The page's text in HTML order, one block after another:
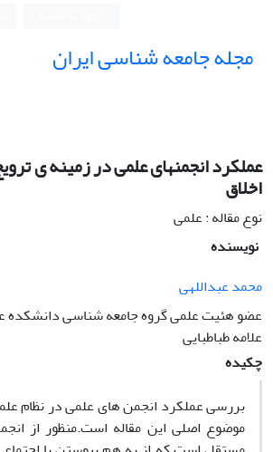
مجله جامعه شناسی ایران
عملکرد انجمنهای علمی در زمینه ی
اخلاق
نوع مقاله : علمی
نویسنده
محمد عبداللهی
عضو هئیت علمی گروه جامعه شناسی دانشکده
علامه طباطبایی
چکیده
بررسی عملکرد انجمن های علمی در نظام
موضوع اصلی این مقاله است.منظور از